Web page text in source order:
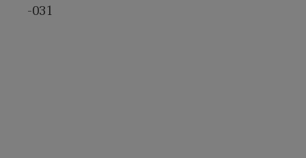
-031